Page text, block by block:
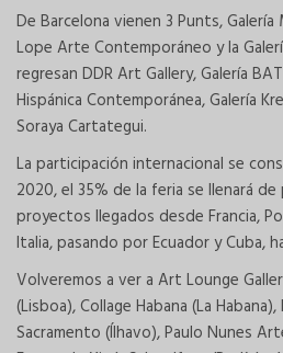
De Barcelona vienen 3 Punts,
Lope Arte Contemporáneo y la
regresan DDR Art Gallery, Galería
Hispánica Contemporánea, Galería
Soraya Cartategui.
La participación internacional se
2020, el 35% de la feria se llenará
proyectos llegados desde Francia,
Italia, pasando por Ecuador y Cuba,
Volveremos a ver a Art Lounge
(Lisboa), Collage Habana (La
Sacramento (Ílhavo), Paulo Nunes